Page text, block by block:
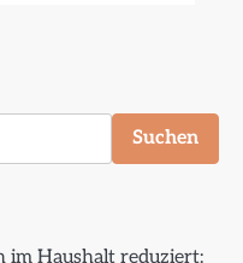
Suchen
im Haushalt reduziert: